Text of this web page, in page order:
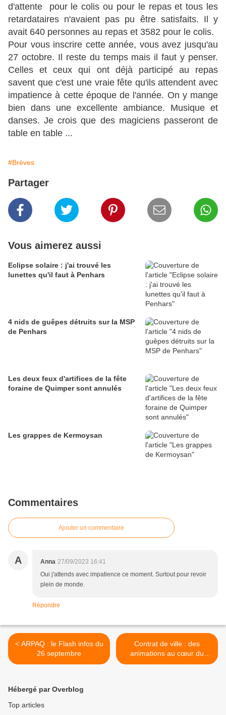
d'attente pour le colis ou pour le repas et tous les
retardataires n'avaient pas pu être satisfaits. Il y
avait 640 personnes au repas et 3582 pour le colis.
Pour vous inscrire cette année, vous avez jusqu'au
27 octobre. Il reste du temps mais il faut y penser.
Celles et ceux qui ont déjà participé au repas
savent que c'est une vraie fête qu'ils attendent avec
impatience à cette époque de l'année. On y mange
bien dans une excellente ambiance. Musique et
danses. Je crois que des magiciens passeront de
table en table ...
#Brèves
Partager
Vous aimerez aussi
Eclipse solaire : j'ai trouvé les
lunettes qu'il faut à Penhars
4 nids de guêpes détruits sur la MSP
de Penhars
Les deux feux d'artifices de la fête
foraine de Quimper sont annulés
Les grappes de Kermoysan
Commentaires
Ajouter un commentaire
A Anna 27/09/2023 16:41
Oui j'attends avec impatience ce moment. Surtout pour revoir
plein de monde.
Répondre
< ARPAQ : le Flash infos du
26 septembre
Contrat de ville : des
animations au cœur du
quartier >
Hébergé par Overblog
Top articles